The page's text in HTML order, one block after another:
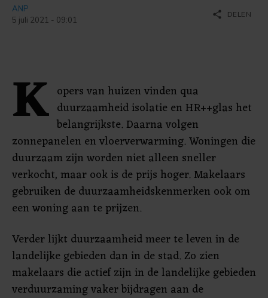
ANP
5 juli 2021 - 09:01
share DELEN
K opers van huizen vinden qua
duurzaamheid isolatie en HR++glas het
belangrijkste. Daarna volgen
zonnepanelen en vloerverwarming. Woningen die
duurzaam zijn worden niet alleen sneller
verkocht, maar ook is de prijs hoger. Makelaars
gebruiken de duurzaamheidskenmerken ook om
een woning aan te prijzen.
Verder lijkt duurzaamheid meer te leven in de
landelijke gebieden dan in de stad. Zo zien
makelaars die actief zijn in de landelijke gebieden
verduurzaming vaker bijdragen aan de